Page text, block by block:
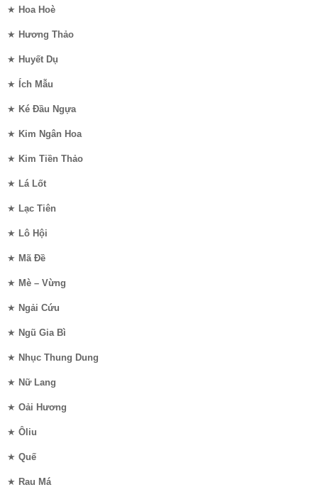
★ Hoa Hoè
★ Hương Thảo
★ Huyết Dụ
★ Ích Mẫu
★ Ké Đầu Ngựa
★ Kim Ngân Hoa
★ Kim Tiền Thảo
★ Lá Lốt
★ Lạc Tiên
★ Lô Hội
★ Mã Đề
★ Mè – Vừng
★ Ngải Cứu
★ Ngũ Gia Bì
★ Nhục Thung Dung
★ Nữ Lang
★ Oải Hương
★ Ôliu
★ Quế
★ Rau Má